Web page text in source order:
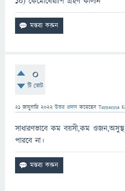
0
টি ভোট
21 জানুয়ারি 2022 উত্তর প্রদান করেছেন Tamanna
সাধারণভাবে কম বয়সী,কম
পারবে না।